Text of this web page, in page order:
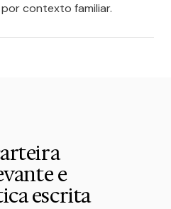
contexto familiar.
e
escrita